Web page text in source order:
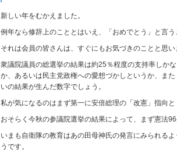
新しい年をむかえました。
例年なら修辞上のこととはいえ、「おめでとう」と言
それは会員の皆さんは、すぐにもお気づきのことと思
衆議院議員の総選挙の結果は約25％程度の支持率しか
か、あるいは民主党政権への愛想づかしというか、ま
いの結果が生んだ数字でしょう。
私が気になるのはまず第一に安倍総理の「改憲」指向と
おそらく今秋の参議院選挙の結果によって、まず憲法
いまも自衛隊の教育はあの田母神氏の発言にみられる
うです。